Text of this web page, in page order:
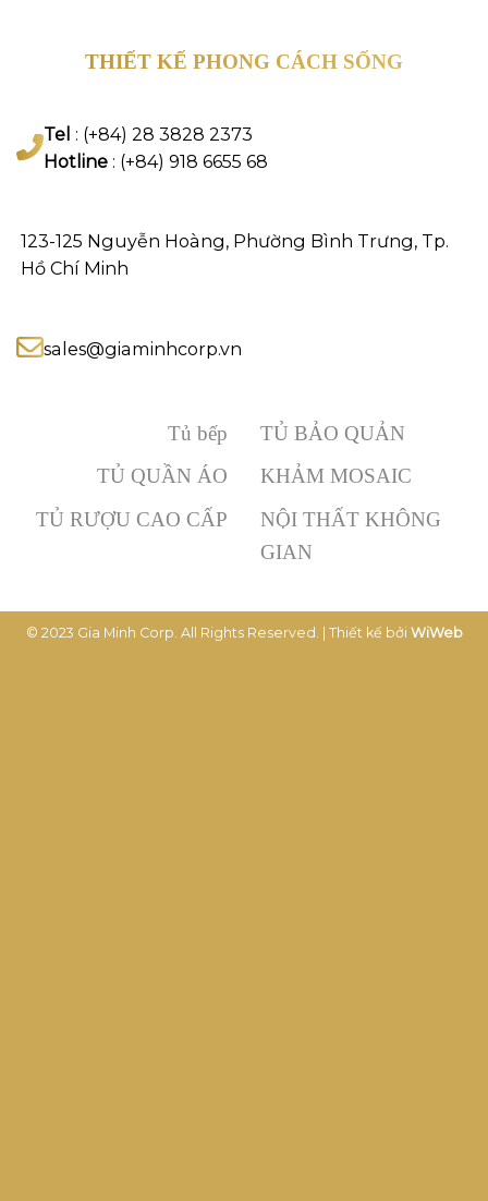
THIẾT KẾ PHONG CÁCH SỐNG
Tel : (+84) 28 3828 2373
Hotline : (+84) 918 6655 68
123-125 Nguyễn Hoàng, Phường Bình Trưng, Tp.
Hồ Chí Minh
sales@giaminhcorp.vn
Tủ bếp
TỦ QUẦN ÁO
TỦ RƯỢU CAO CẤP
TỦ BẢO QUẢN
KHẢM MOSAIC
NỘI THẤT KHÔNG
GIAN
© 2023 Gia Minh Corp. All Rights Reserved. | Thiết kế bởi WiWeb